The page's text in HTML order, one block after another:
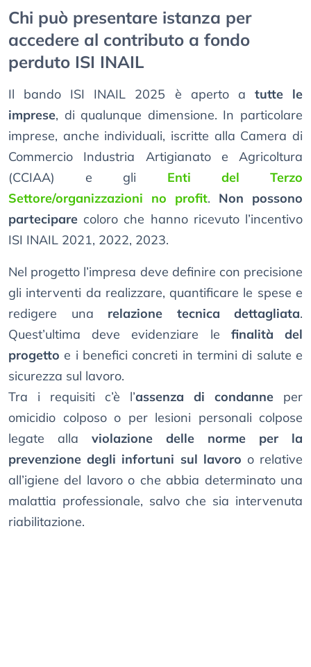
Chi può presentare istanza per
accedere al contributo a fondo
perduto ISI INAIL
Il bando ISI INAIL 2025 è aperto a tutte le
imprese, di qualunque dimensione. In particolare
imprese, anche individuali, iscritte alla Camera di
Commercio Industria Artigianato e Agricoltura
(CCIAA) e gli Enti del Terzo
Settore/organizzazioni no profit. Non possono
partecipare coloro che hanno ricevuto l’incentivo
ISI INAIL 2021, 2022, 2023.
Nel progetto l’impresa deve definire con precisione
gli interventi da realizzare, quantificare le spese e
redigere una relazione tecnica dettagliata.
Quest’ultima deve evidenziare le finalità del
progetto e i benefici concreti in termini di salute e
sicurezza sul lavoro.
Tra i requisiti c’è l’assenza di condanne per
omicidio colposo o per lesioni personali colpose
legate alla violazione delle norme per la
prevenzione degli infortuni sul lavoro o relative
all’igiene del lavoro o che abbia determinato una
malattia professionale, salvo che sia intervenuta
riabilitazione.